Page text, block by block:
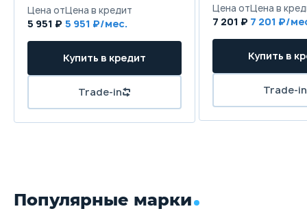
Цена от
5 951 ₽
Цена в кредит
5 951 ₽/мес.
Купить в кредит
Trade-in
Цена от
7 201 ₽
Цена в
7 201 ₽/
Купить в
Trade-in
Популярные марки